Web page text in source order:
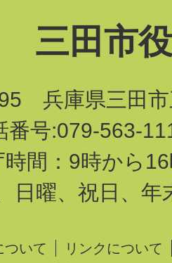
三田市
兵庫県三田市
番号:079-563-
時間：9時から
日曜、祝日、年
ついて
リンクについて